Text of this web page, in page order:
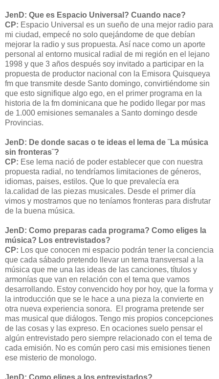
JenD: Que es Espacio Universal? Cuando nace?
CP: Espacio Universal es un sueño de una mejor radio para
mi ciudad, empecé no solo quejándome de que debían
mejorar la radio y sus propuesta. Así nace como un aporte
personal al entorno musical radial de mi región en el lejano
1998 y que 3 años después soy invitado a participar en la
propuesta de productor nacional con la Emisora Quisqueya
fm que transmite desde Santo domingo, convirtiéndome sin
que esto signifique algo ego, en el primer programa en la
historia de la fm dominicana que he podido llegar por mas
de 1.000 emisiones semanales a Santo domingo desde
Provincias.
JenD: De donde sacas o te ideas el lema de ¨La música
sin fronteras¨?
CP: Ese lema nació de poder establecer que con nuestra
propuesta radial, no tendríamos limitaciones de géneros,
idiomas, paises, estilos. Que lo que prevalecía era
la.calidad de las piezas musicales. Desde el primer día
vimos y mostramos que no teníamos fronteras para disfrutar
de la buena música.
JenD: Como preparas cada programa? Como eliges la
música? Los entrevistados?
CP: Los que conocen mi espacio podrán tener la conciencia
que cada sábado pretendo llevar un tema transversal a la
música que me una las ideas de las canciones, títulos y
armonías que van en relación con el tema que vamos
desarrollando. Estoy convencido hoy por hoy, que la forma y
la introducción que se le hace a una pieza la convierte en
otra nueva experiencia sonora. El programa pretende ser
mas musical que diálogos. Tengo mis propios concepciones
de las cosas y las expreso. En ocaciones suelo pensar el
algún entrevistado pero siempre relacionado con el tema de
cada emisión. No es común pero casi mis emisiones tienen
ese misterio de monologo.
JenD: Como eliges a los entrevistados?